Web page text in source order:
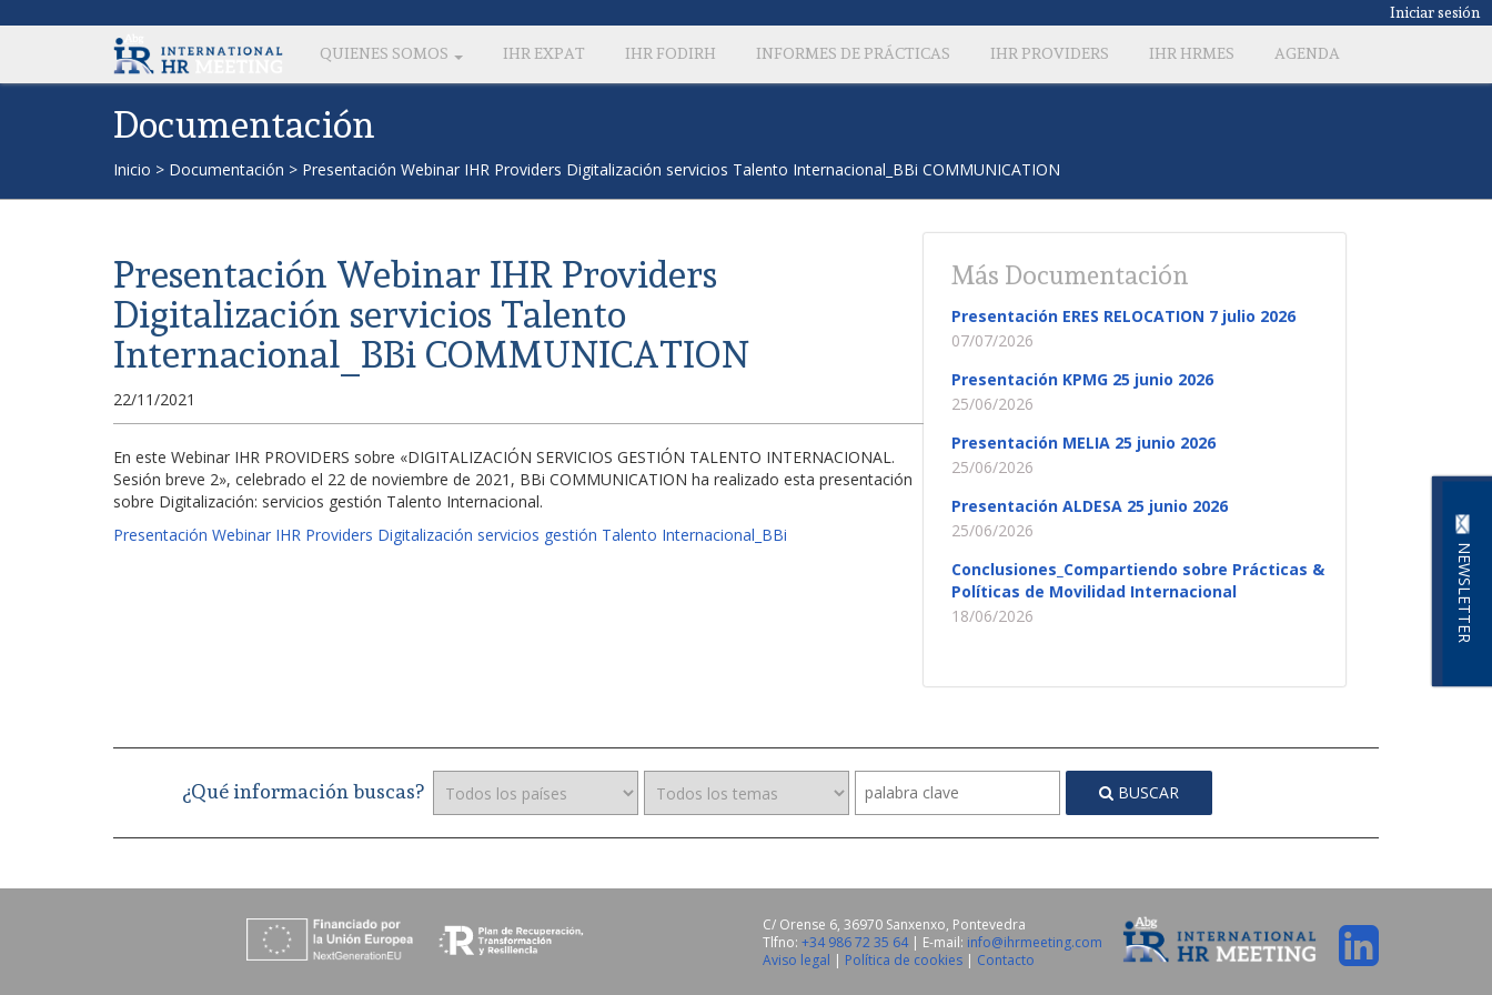
Iniciar sesión
QUIENES SOMOS IHR EXPAT IHR FODIRH INFORMES DE PRÁCTICAS IHR PROVIDERS IHR HRMES AGENDA
NEWSLETTER
Documentación
Inicio > Documentación > Presentación Webinar IHR Providers Digitalización servicios Talento Internacional_BBi COMMUNICATION
Presentación Webinar IHR Providers
Digitalización servicios Talento
Internacional_BBi COMMUNICATION
22/11/2021
En este Webinar IHR PROVIDERS sobre «DIGITALIZACIÓN SERVICIOS GESTIÓN TALENTO INTERNACIONAL.
Sesión breve 2», celebrado el 22 de noviembre de 2021, BBi COMMUNICATION ha realizado esta presentación
sobre Digitalización: servicios gestión Talento Internacional.
Presentación Webinar IHR Providers Digitalización servicios gestión Talento Internacional_BBi
Más Documentación
Presentación ERES RELOCATION 7 julio 2026
07/07/2026
Presentación KPMG 25 junio 2026
25/06/2026
Presentación MELIA 25 junio 2026
25/06/2026
Presentación ALDESA 25 junio 2026
25/06/2026
Conclusiones_Compartiendo sobre Prácticas &
Políticas de Movilidad Internacional
18/06/2026
¿Qué información buscas? BUSCAR
C/ Orense 6, 36970 Sanxenxo, Pontevedra
Tlfno: +34 986 72 35 64| E-mail: info@ihrmeeting.com
Aviso legal | Política de cookies | Contacto